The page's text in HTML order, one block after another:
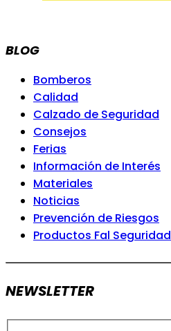
BLOG
Bomberos
Calidad
Calzado de Seguridad
Consejos
Ferias
Información de Interés
Materiales
Noticias
Prevención de Riesgos
Productos Fal Seguridad
NEWSLETTER